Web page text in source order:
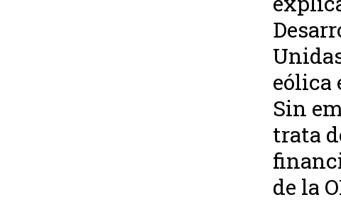
eólica
Sin
trata
de la